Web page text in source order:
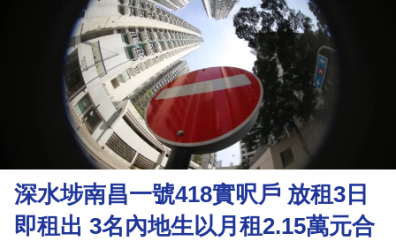
題
投
資
樓
市
理
財
商
深水埗南昌一號418實呎戶 放租3日
即租出 3名內地生以月租2.15萬元合